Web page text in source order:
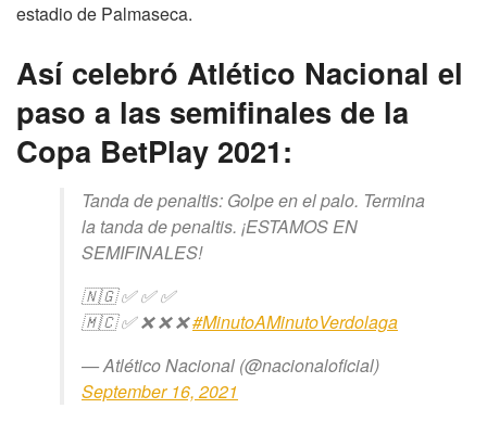
estadio de Palmaseca.
Así celebró Atlético Nacional el
paso a las semifinales de la
Copa BetPlay 2021:
Tanda de penaltis: Golpe en el palo. Termina
la tanda de penaltis. ¡ESTAMOS EN
SEMIFINALES!
🇳🇬 ✅ ✅ ✅
🇲🇨 ✅ ❌ ❌ ❌#MinutoAMinutoVerdolaga
— Atlético Nacional (@nacionaloficial)
September 16, 2021